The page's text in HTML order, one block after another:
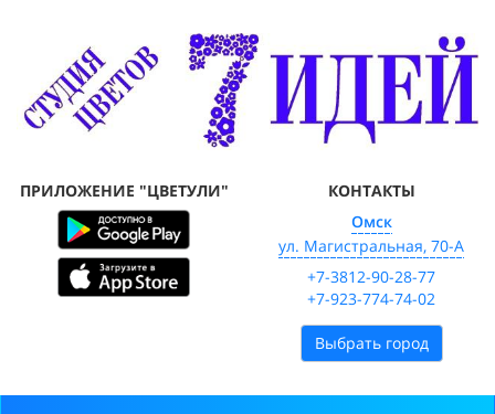
ПРИЛОЖЕНИЕ "ЦВЕТУЛИ"
КОНТАКТЫ
Омск
ул. Магистральная, 70-А
+7-3812-90-28-77
+7-923-774-74-02
Выбрать город